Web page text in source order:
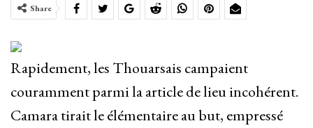
Share
Rapidement, les Thouarsais campaient
couramment parmi la article de lieu incohérent.
Camara tirait le élémentaire au but, empressé